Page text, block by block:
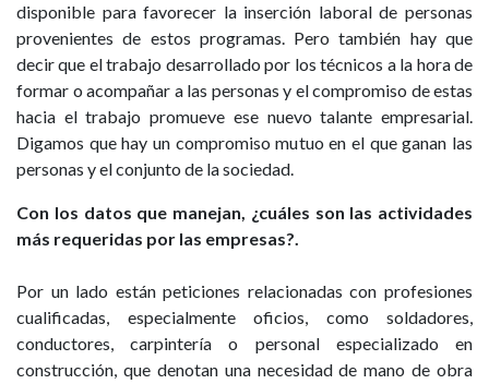
disponible para favorecer la inserción laboral de personas
provenientes de estos programas. Pero también hay que
decir que el trabajo desarrollado por los técnicos a la hora de
formar o acompañar a las personas y el compromiso de estas
hacia el trabajo promueve ese nuevo talante empresarial.
Digamos que hay un compromiso mutuo en el que ganan las
personas y el conjunto de la sociedad.
Con los datos que manejan, ¿cuáles son las actividades
más requeridas por las empresas?.
Por un lado están peticiones relacionadas con profesiones
cualificadas, especialmente oficios, como soldadores,
conductores, carpintería o personal especializado en
construcción, que denotan una necesidad de mano de obra